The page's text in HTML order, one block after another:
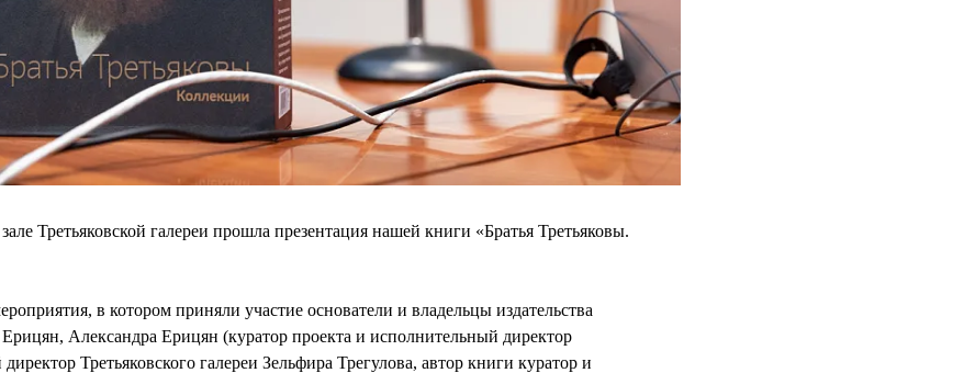
Третьяковской галереи прошла презентация нашей книги «Братья Третьяковы.
в котором приняли участие основатели и владельцы издательства
Александра Ерицян (куратор проекта и исполнительный директор
Третьяковского галереи Зельфира Трегулова, автор книги куратор и